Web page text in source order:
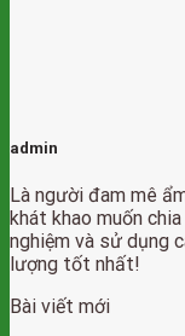
admin
Là người đam mê
khát khao muốn
nghiệm và sử dụng
lượng tốt nhất!
Bài viết mới